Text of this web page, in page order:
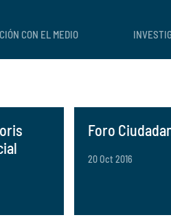
CON EL MEDIO
Foro
20 Oct 2016